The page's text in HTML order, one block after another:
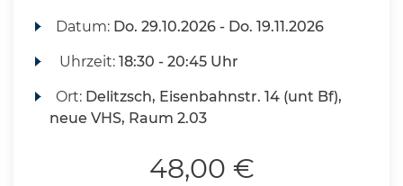
Datum: Do. 29.10.2026 - Do. 19.11.2026
Uhrzeit:18:30 - 20:45 Uhr
Ort: Delitzsch, Eisenbahnstr. 14 (unt Bf),
neue VHS, Raum 2.03
48,00 €